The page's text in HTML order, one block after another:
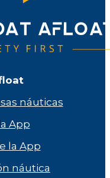
náuticas
App
la App
náutica